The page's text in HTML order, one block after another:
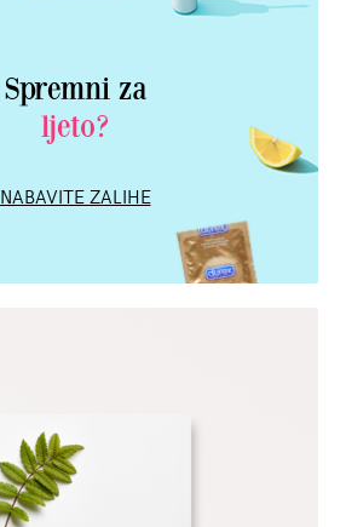
Spremni za
ljeto?
NABAVITE ZALIHE